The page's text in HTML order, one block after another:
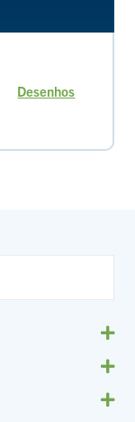
Desenhos